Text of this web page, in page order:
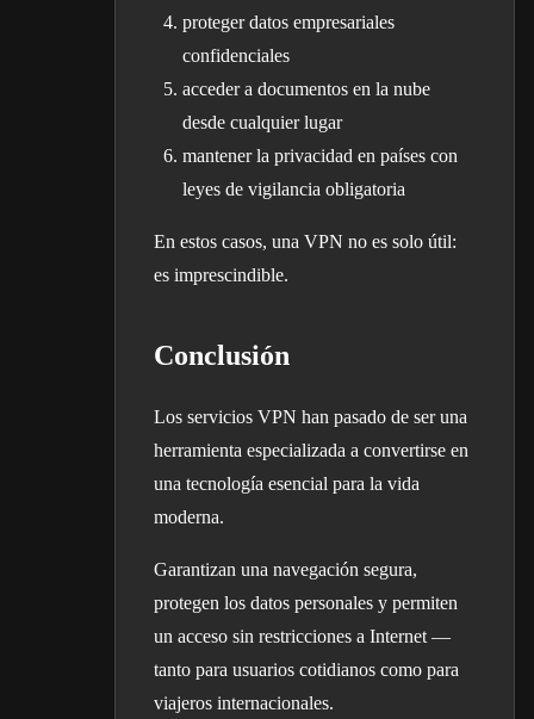
proteger datos empresariales
confidenciales
acceder a documentos en la nube
desde cualquier lugar
mantener la privacidad en países con
leyes de vigilancia obligatoria
En estos casos, una VPN no es solo útil:
es imprescindible.
Conclusión
Los servicios VPN han pasado de ser una
herramienta especializada a convertirse en
una tecnología esencial para la vida
moderna.
Garantizan una navegación segura,
protegen los datos personales y permiten
un acceso sin restricciones a Internet —
tanto para usuarios cotidianos como para
viajeros internacionales.